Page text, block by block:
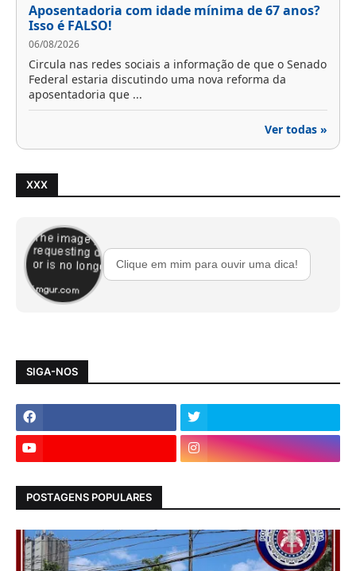
Aposentadoria com idade mínima de 67 anos?
Isso é FALSO!
06/08/2026
Circula nas redes sociais a informação de que o Senado
Federal estaria discutindo uma nova reforma da
aposentadoria que ...
Ver todas »
XXX
Clique em mim para ouvir uma dica!
SIGA-NOS
POSTAGENS POPULARES